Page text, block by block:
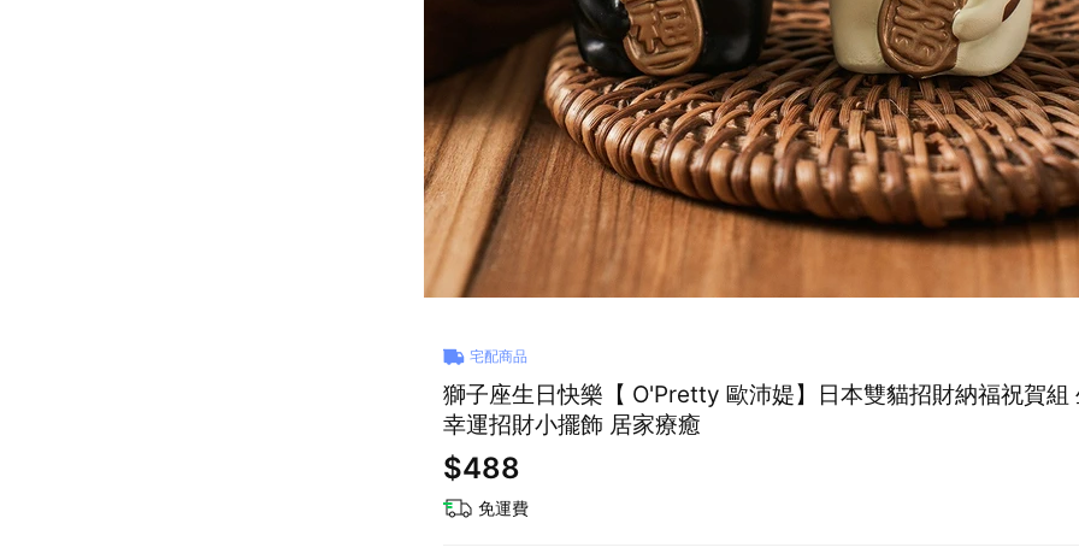
宅配商品
獅子座生日快樂【 O'Pretty 歐沛媞】日本雙貓招財納福祝賀組
幸運招財小擺飾 居家療癒
$488
免運費